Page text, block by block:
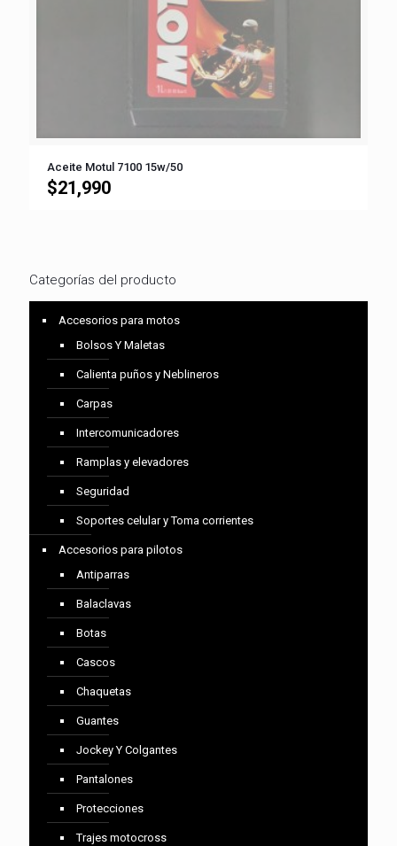
Aceite Motul 7100 15w/50
$21,990
Categorías del producto
Accesorios para motos
Bolsos Y Maletas
Calienta puños y Neblineros
Carpas
Intercomunicadores
Ramplas y elevadores
Seguridad
Soportes celular y Toma corrientes
Accesorios para pilotos
Antiparras
Balaclavas
Botas
Cascos
Chaquetas
Guantes
Jockey Y Colgantes
Pantalones
Protecciones
Trajes motocross